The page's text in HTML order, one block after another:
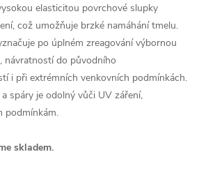
elasticitou povrchové slupky
což umožňuje brzké namáhání tmelu.
po úplném zreagování výbornou
návratností do původního
i při extrémních venkovních podmínkách.
spáry je odolný vůči UV záření,
podmínkám.
skladem.